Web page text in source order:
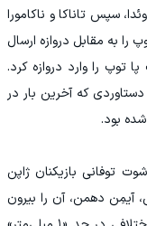
سپس تاناکا و ناکامورا
را به مقابل دروازه ارسال
توپ را وارد دروازه کرد.
که آخرین بار در
توفانی بازیکنان ژاپن
آیمِن دهمن، آن را بیرون